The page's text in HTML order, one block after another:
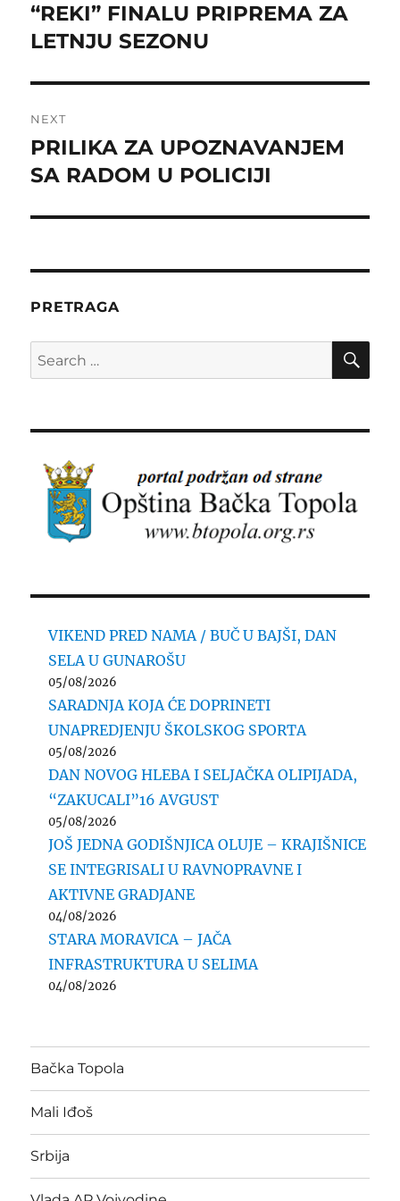
navigation
Previous
post:
“REKI” FINALU PRIPREMA ZA
LETNJU SEZONU
NEXT
Next
post:
PRILIKA ZA UPOZNAVANJEM
SA RADOM U POLICIJI
PRETRAGA
Search
for:
VIKEND PRED NAMA / BUČ U BAJŠI, DAN
SELA U GUNAROŠU
05/08/2026
SARADNJA KOJA ĆE DOPRINETI
UNAPREDJENJU ŠKOLSKOG SPORTA
05/08/2026
DAN NOVOG HLEBA I SELJAČKA OLIPIJADA,
“ZAKUCALI”16 AVGUST
05/08/2026
JOŠ JEDNA GODIŠNJICA OLUJE – KRAJIŠNICE
SE INTEGRISALI U RAVNOPRAVNE I
AKTIVNE GRADJANE
04/08/2026
STARA MORAVICA – JAČA
INFRASTRUKTURA U SELIMA
04/08/2026
Bačka Topola
Mali Iđoš
Srbija